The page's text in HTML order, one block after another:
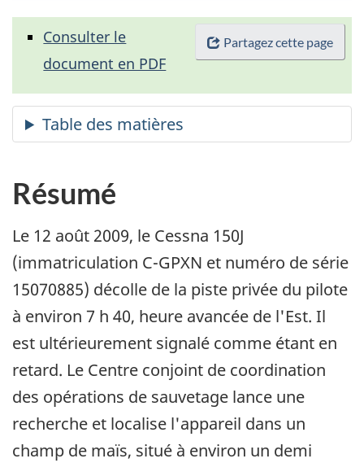
Partagez cette page
Consulter le
document en PDF
Résumé
Le 12 août 2009, le Cessna 150J
(immatriculation C-GPXN et numéro de série
15070885) décolle de la piste privée du pilote
à environ 7 h 40, heure avancée de l'Est. Il
est ultérieurement signalé comme étant en
retard. Le Centre conjoint de coordination
des opérations de sauvetage lance une
recherche et localise l'appareil dans un
champ de maïs, situé à environ un demi